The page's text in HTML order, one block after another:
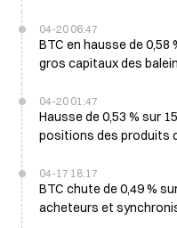
04-20 06:47
BTC en hausse de
gros capitaux des
04-20 01:47
Hausse de 0,53 % sur
positions des produits
04-17 18:17
BTC chute de 0,49 %
acheteurs et